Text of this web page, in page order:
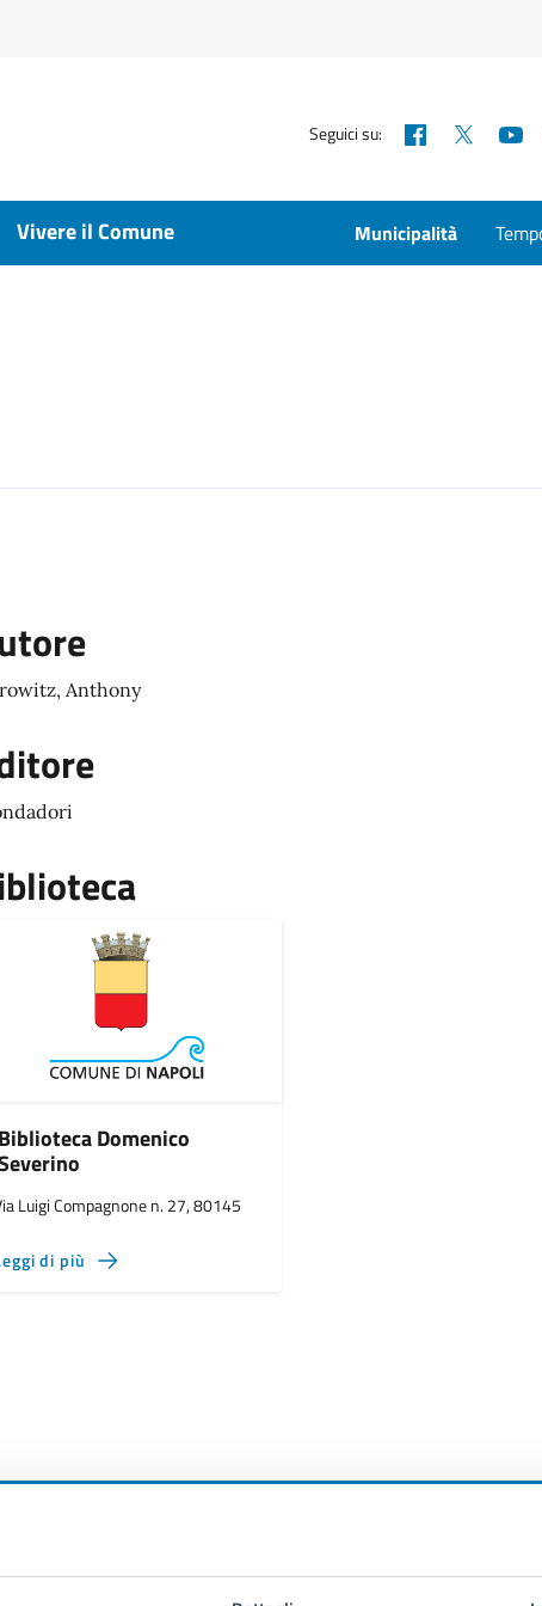
Seguici su: Facebook
Vivere il Comune Municipalità
Anthony
Biblioteca Domenico
Luigi Compagnone n. 27, 80145
di più